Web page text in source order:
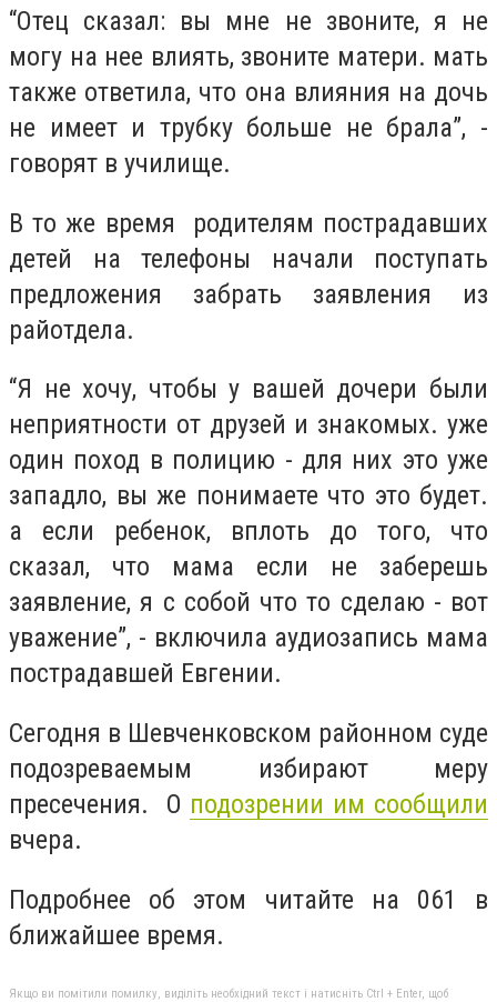
“Отец сказал: вы мне не звоните, я не
могу на нее влиять, звоните матери. мать
также ответила, что она влияния на дочь
не имеет и трубку больше не брала”, -
говорят в училище.
В то же время родителям пострадавших
детей на телефоны начали поступать
предложения забрать заявления из
райотдела.
“Я не хочу, чтобы у вашей дочери были
неприятности от друзей и знакомых. уже
один поход в полицию - для них это уже
западло, вы же понимаете что это будет.
а если ребенок, вплоть до того, что
сказал, что мама если не заберешь
заявление, я с собой что то сделаю - вот
уважение”, - включила аудиозапись мама
пострадавшей Евгении.
Сегодня в Шевченковском районном суде
подозреваемым избирают меру
пресечения.
О подозрении им сообщили
вчера.
Подробнее об этом читайте на 061 в
ближайшее время.
Якщо ви помітили помилку, виділіть необхідний текст і натисніть Ctrl + Enter, щоб